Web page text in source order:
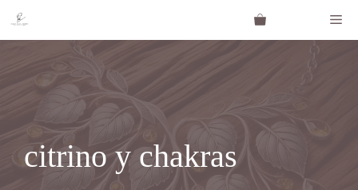
contenido
citrino y chakras